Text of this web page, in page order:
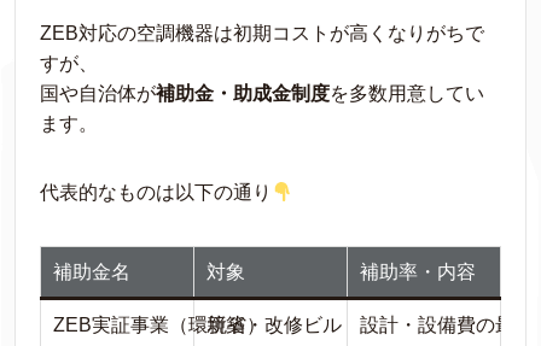
ZEB対応の空調機器は初期コストが高くなりがちで
すが、
国や自治体が補助金・助成金制度を多数用意してい
ます。
代表的なものは以下の通り
補助金名 対象 補助率・内容
ZEB実証事業（環境省）新築・改修ビル 設計・設備費の最大